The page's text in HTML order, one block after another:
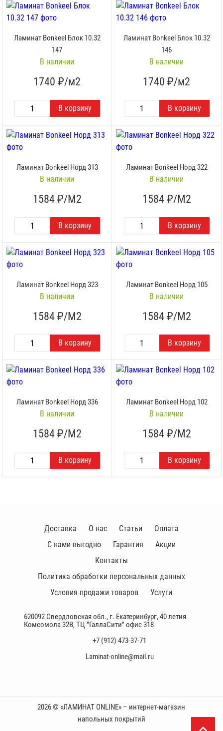
Ламинат Bonkeel Блок 10.32
147
В наличии
1740 ₽/м2
Ламинат Bonkeel Блок 10.32
146
В наличии
1740 ₽/м2
Ламинат Bonkeel Норд 313
В наличии
1584 ₽/М2
Ламинат Bonkeel Норд 322
В наличии
1584 ₽/М2
Ламинат Bonkeel Норд 323
В наличии
1584 ₽/М2
Ламинат Bonkeel Норд 105
В наличии
1584 ₽/М2
Ламинат Bonkeel Норд 336
В наличии
1584 ₽/М2
Ламинат Bonkeel Норд 102
В наличии
1584 ₽/М2
620092 Свердловская обл., г. Екатеринбург, 40 летия
Комсомола 32В, ТЦ "ГаллаСити" офис 318
+7 (912) 473-37-71
Laminat-online@mail.ru
Доставка О нас Статьи
Оплата
С нами выгодно
Гарантия
Акции
Контакты
Политика обработки персональных данных
Условия продажи товаров
Услуги
2026 © «ЛАМИНАТ ONLINE» – интернет-магазин
напольных покрытий